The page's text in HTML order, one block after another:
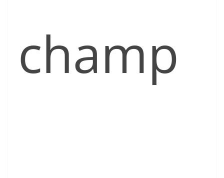
champ